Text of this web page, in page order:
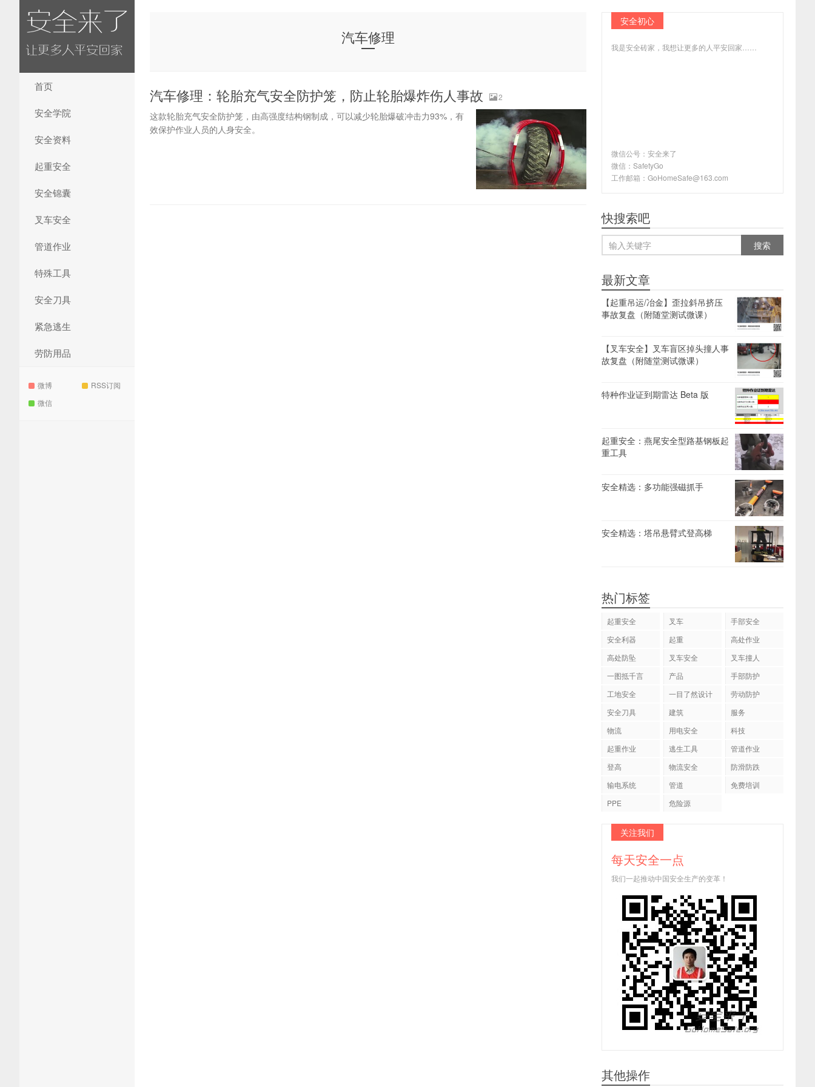
首页
安全学院
安全资料
起重安全
安全锦囊
叉车安全
管道作业
特殊工具
安全刀具
紧急逃生
劳防用品
微博
RSS订阅
微信
汽车修理
汽车修理：轮胎充气安全防护笼，防止轮胎爆炸伤人事故 2
这款轮胎充气安全防护笼，由高强度结构钢制成，可以减少轮胎爆破冲击力93%，有
效保护作业人员的人身安全。
安全初心
我是安全砖家，我想让更多的人平安回家……
微信公号：安全来了
微信：SafetyGo
工作邮箱：GoHomeSafe@163.com
快搜索吧
最新文章
【起重吊运/冶金】歪拉斜吊挤压
事故复盘（附随堂测试微课）
【叉车安全】叉车盲区掉头撞人事
故复盘（附随堂测试微课）
特种作业证到期雷达 Beta 版
起重安全：燕尾安全型路基钢板起
重工具
安全精选：多功能强磁抓手
安全精选：塔吊悬臂式登高梯
热门标签
起重安全 叉车
手部安全
安全利器
起重
高处作业
高处防坠
叉车安全
叉车撞人
一图抵千言
产品
手部防护
工地安全
一目了然设计
劳动防护
安全刀具
建筑
服务
物流
用电安全
科技
起重作业
逃生工具
管道作业
登高
物流安全
防滑防跌
输电系统
管道
免费培训
PPE
危险源
关注我们
每天安全一点
我们一起推动中国安全生产的变革！
其他操作